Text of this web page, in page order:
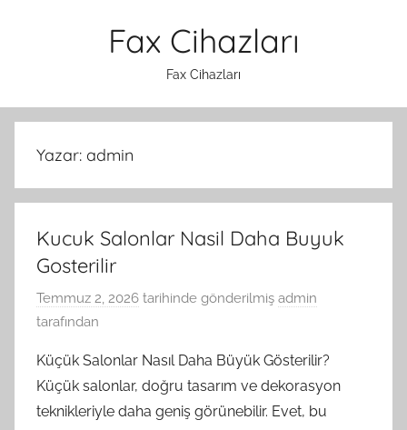
Fax Cihazları
Fax Cihazları
Yazar: admin
Kucuk Salonlar Nasil Daha Buyuk
Gosterilir
Temmuz 2, 2026 tarihinde gönderilmiş admin
tarafından
Küçük Salonlar Nasıl Daha Büyük Gösterilir?
Küçük salonlar, doğru tasarım ve dekorasyon
teknikleriyle daha geniş görünebilir. Evet, bu